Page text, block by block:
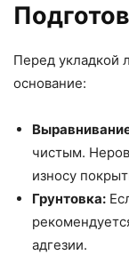
Перед укладкой
основание:
чистым.
износу
Грунтовка:
адгезии.